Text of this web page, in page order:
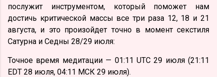
послужит инструментом, который поможет нам
достичь критической массы все три раза 12, 18 и 21
августа, и это произойдет точно в момент секстиля
Сатурна и Седны 28/29 июля:
Точное время медитации — 01:11 UTC 29 июля (21:11
EDT 28 июля, 04:11 МСК 29 июля).